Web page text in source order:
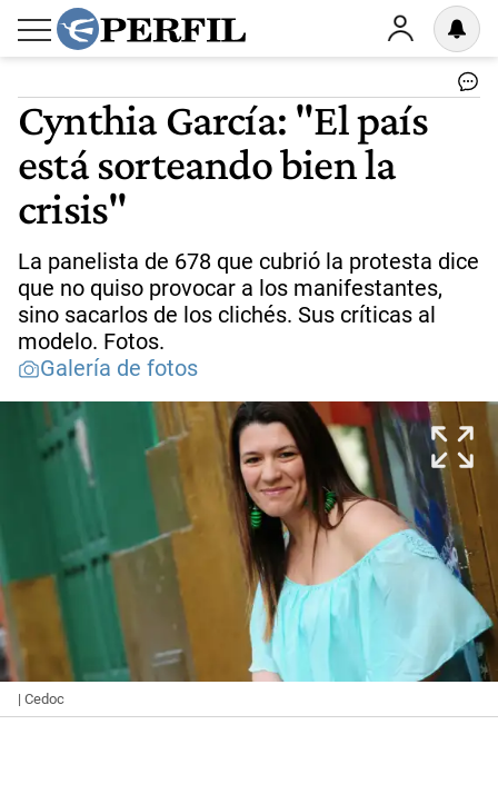
Cynthia García: "El país
está sorteando bien la
crisis"
La panelista de 678 que cubrió la protesta dice
que no quiso provocar a los manifestantes,
sino sacarlos de los clichés. Sus críticas al
modelo. Fotos.
Galería de fotos
| Cedoc